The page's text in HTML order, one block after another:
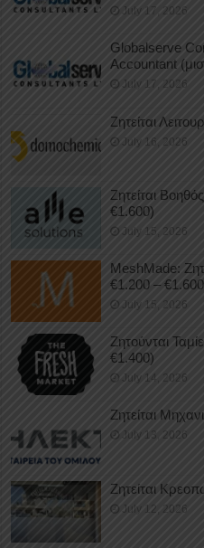
July 17, 2026
Globalserve
Accountant
July 17, 2026
Ζητείται
July 16, 2026
Ζητείται
€1.600)
July 15, 2026
MeshMade:
€1.200 –
July 15, 2026
Ζητούνται
€1.400)
July 14, 2026
Ζητείται
July 13, 2026
Ζητείται
July 12, 2026